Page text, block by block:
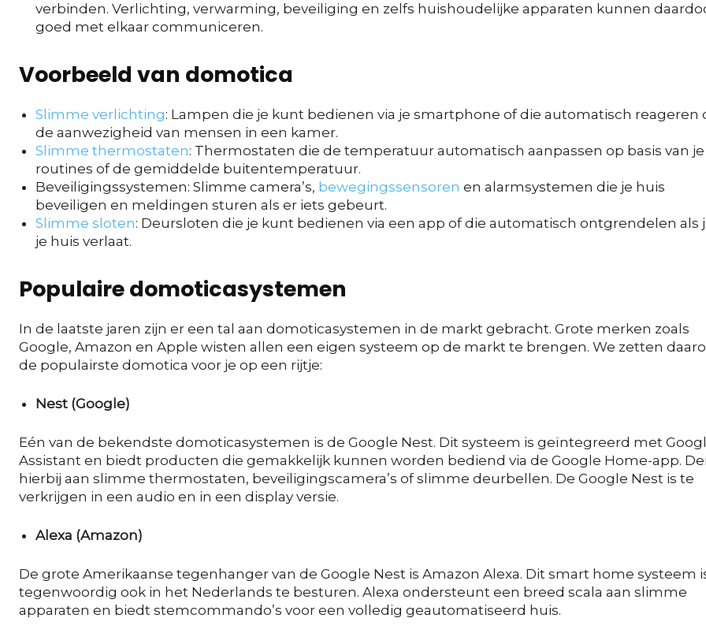
verbinden. Verlichting, verwarming, beveiliging en zelfs huishoudelijke apparaten kunnen
goed met elkaar communiceren.
Voorbeeld van domotica
Slimme verlichting: Lampen die je kunt bedienen via je smartphone of die automatisch reageren
de aanwezigheid van mensen in een kamer.
Slimme thermostaten: Thermostaten die de temperatuur automatisch aanpassen op basis van je
routines of de gemiddelde buitentemperatuur.
Beveiligingssystemen: Slimme camera’s, bewegingssensoren en alarmsystemen die je huis
beveiligen en meldingen sturen als er iets gebeurt.
Slimme sloten: Deursloten die je kunt bedienen via een app of die automatisch ontgrendelen als
je huis verlaat.
Populaire domoticasystemen
In de laatste jaren zijn er een tal aan domoticasystemen in de markt gebracht. Grote merken zoals
Google, Amazon en Apple wisten allen een eigen systeem op de markt te brengen. We zetten
de populairste domotica voor je op een rijtje:
Nest (Google)
Eén van de bekendste domoticasystemen is de Google Nest. Dit systeem is geïntegreerd met
Assistant en biedt producten die gemakkelijk kunnen worden bediend via de Google Home-app.
hierbij aan slimme thermostaten, beveiligingscamera’s of slimme deurbellen. De Google Nest is te
verkrijgen in een audio en in een display versie.
Alexa (Amazon)
De grote Amerikaanse tegenhanger van de Google Nest is Amazon Alexa. Dit smart home systeem
tegenwoordig ook in het Nederlands te besturen. Alexa ondersteunt een breed scala aan slimme
apparaten en biedt stemcommando’s voor een volledig geautomatiseerd huis.